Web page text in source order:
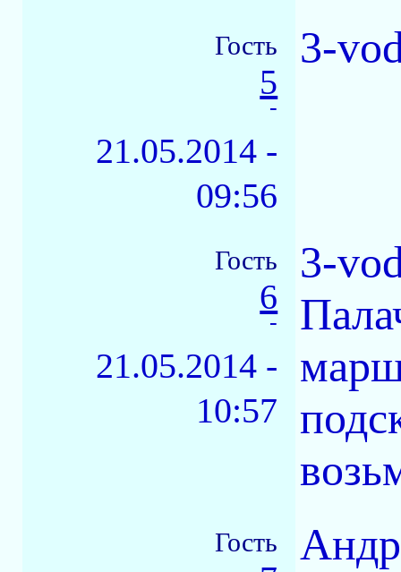
Гость
5
-
21.05.2014 -
09:56
3-
Гость
6
-
21.05.2014 -
10:57
3-
Гость